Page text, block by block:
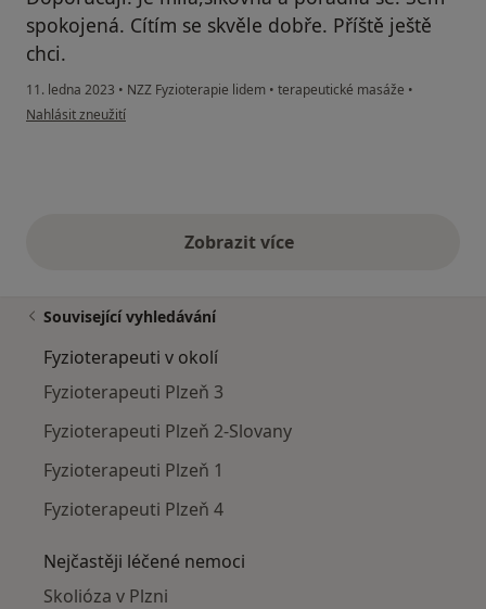
spokojená. Cítím se skvěle dobře. Příště ještě
chci.
11. ledna 2023 • NZZ Fyzioterapie lidem • terapeutické masáže •
podle názoru uživatele Kateřina
Nahlásit zneužití
Zobrazit vícevýše uvedené názory
Související vyhledávání
Fyzioterapeuti v okolí
Fyzioterapeuti Plzeň 3
Fyzioterapeuti Plzeň 2-Slovany
Fyzioterapeuti Plzeň 1
Fyzioterapeuti Plzeň 4
Nejčastěji léčené nemoci
Skolióza v Plzni